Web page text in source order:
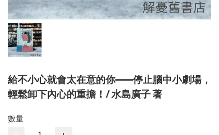
給不小心就會太在意的你——停止腦中小劇場，
輕鬆卸下內心的重擔！/ 水島廣子 著
數量